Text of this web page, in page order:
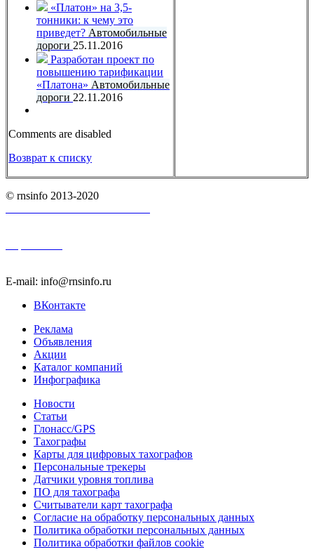
«Платон» на 3,5-
тонники: к чему это
приведет? Автомобильные
дороги 25.11.2016
Разработан проект по
повышению тарификации
«Платона» Автомобильные
дороги 22.11.2016
Comments are disabled
Возврат к списку
© rnsinfo 2013-2020
E-mail: info@rnsinfo.ru
ВКонтакте
Реклама
Объявления
Акции
Каталог компаний
Инфографика
Новости
Статьи
Глонасс/GPS
Тахографы
Карты для цифровых тахографов
Персональные трекеры
Датчики уровня топлива
ПО для тахографа
Считыватели карт тахографа
Согласие на обработку персональных данных
Политика обработки персональных данных
Политика обработки файлов cookie